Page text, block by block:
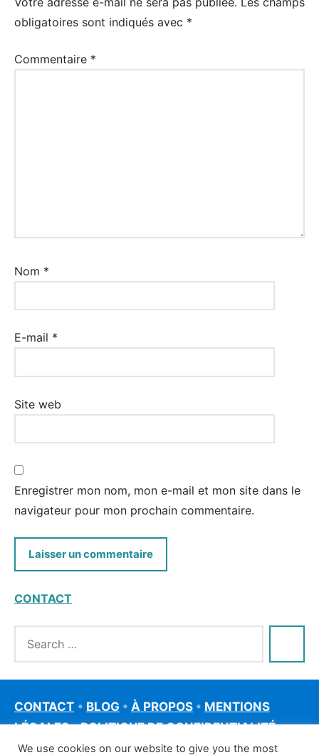
obligatoires sont indiqués avec *
Commentaire *
Nom *
E-mail *
Site web
Enregistrer mon nom, mon e-mail et mon site dans le
navigateur pour mon prochain commentaire.
CONTACT
CONTACT • BLOG • À PROPOS • MENTIONS
LÉGALES•POLITIQUE DE CONFIDENTIALITÉ
We use cookies on our website to give you the most